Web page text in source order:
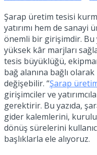
Şarap üretim tesisi
yatırımı hem de sanayi
önemli bir girişimdir. Bu
yüksek kâr marjları
tesis büyüklüğü,
bağ alanına bağlı
değişebilir. “Şarap
girişimciler ve
gerektirir. Bu yazıda,
gider kalemlerini,
dönüş sürelerini
başlıklarla ele alıyoruz.